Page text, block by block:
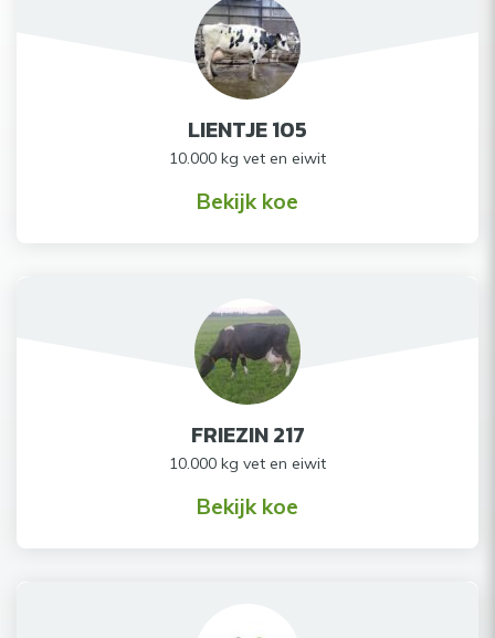
LIENTJE 105
10.000 kg vet en eiwit
Bekijk koe
FRIEZIN 217
10.000 kg vet en eiwit
Bekijk koe